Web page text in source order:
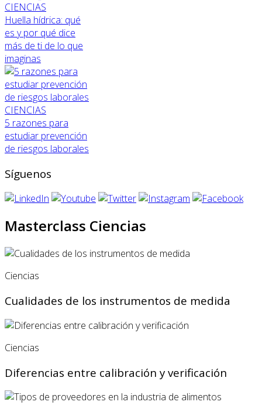
CIENCIAS
Huella hídrica: qué
es y por qué dice
más de ti de lo que
imaginas
CIENCIAS
5 razones para
estudiar prevención
de riesgos laborales
Síguenos
Masterclass Ciencias
Ciencias
Cualidades de los instrumentos de medida
Ciencias
Diferencias entre calibración y verificación